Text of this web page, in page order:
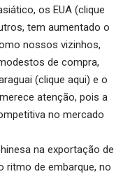
os EUA (clique
tem aumentado o
nossos vizinhos,
de compra,
(clique aqui) e o
atenção, pois a
no mercado
na exportação de
ritmo de embarque, no